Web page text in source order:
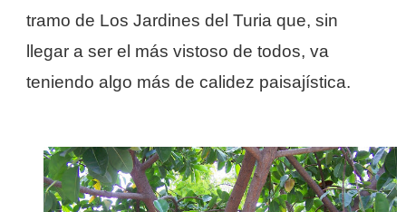
tramo de Los Jardines del Turia que, sin
llegar a ser el más vistoso de todos, va
teniendo algo más de calidez paisajística.